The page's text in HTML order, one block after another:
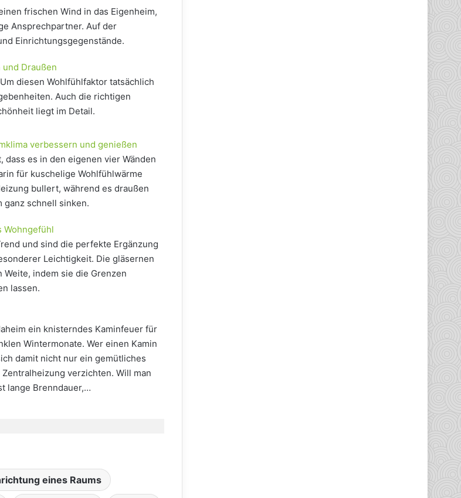
frischen Wind in das Eigenheim,
Ansprechpartner. Auf der
Einrichtungsgegenstände.
Draußen
diesen Wohlfühlfaktor tatsächlich
Auch die richtigen
liegt im Detail.
verbessern und genießen
dass es in den eigenen vier Wänden
für kuschelige Wohlfühlwärme
bullert, während es draußen
ganz schnell sinken.
Wohngefühl
und sind die perfekte Ergänzung
Leichtigkeit. Die gläsernen
indem sie die Grenzen
lassen.
ein knisterndes Kaminfeuer für
Wintermonate. Wer einen Kamin
damit nicht nur ein gemütliches
verzichten. Will man
lange Brenndauer,…
eines Raums